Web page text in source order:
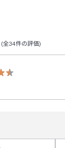
(全34件の評価)